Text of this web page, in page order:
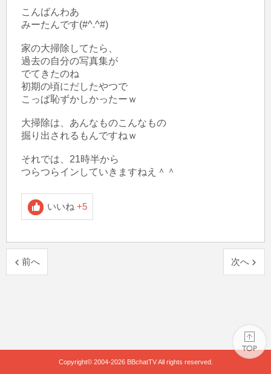
こんばんわあ
みーたんです(#^.^#)
家の大掃除してたら、
過去の自分の写真集が
でてきたのね
初期の頃にだしたやつで
こっぱ恥ずかしかったーｗ
大掃除は、あんなものこんなもの
掘り出されるもんですねｗ
それでは、21時半から
つらつらインしていきますねえ＾＾
いいね +5
前へ 次へ
Copyright© 2004-2026 BBchatTVAll rights reserved.